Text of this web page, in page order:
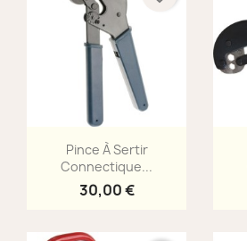
Aperçu rapide
Pince À Sertir
Connectique...
30,00 €